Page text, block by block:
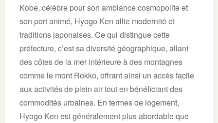
Kobe, célèbre pour son ambiance cosmopolite et
son port animé, Hyogo Ken allie modernité et
traditions japonaises. Ce qui distingue cette
préfecture, c’est sa diversité géographique, allant
des côtes de la mer intérieure à des montagnes
comme le mont Rokko, offrant ainsi un accès facile
aux activités de plein air tout en bénéficiant des
commodités urbaines. En termes de logement,
Hyogo Ken est généralement plus abordable que